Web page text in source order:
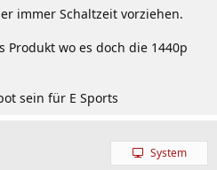
immer Schaltzeit vorziehen.
Produkt wo es doch die 1440p
sein für E Sports
System